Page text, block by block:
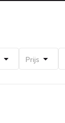
Prijs